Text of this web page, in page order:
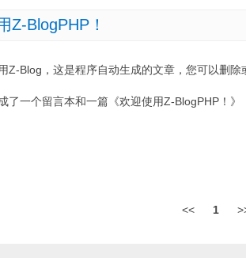
Z-BlogPHP！
Z-Blog，这是程序自动生成的文章，您可以删除
了一个留言本和一篇《欢迎使用Z-BlogPHP！》
<< 1